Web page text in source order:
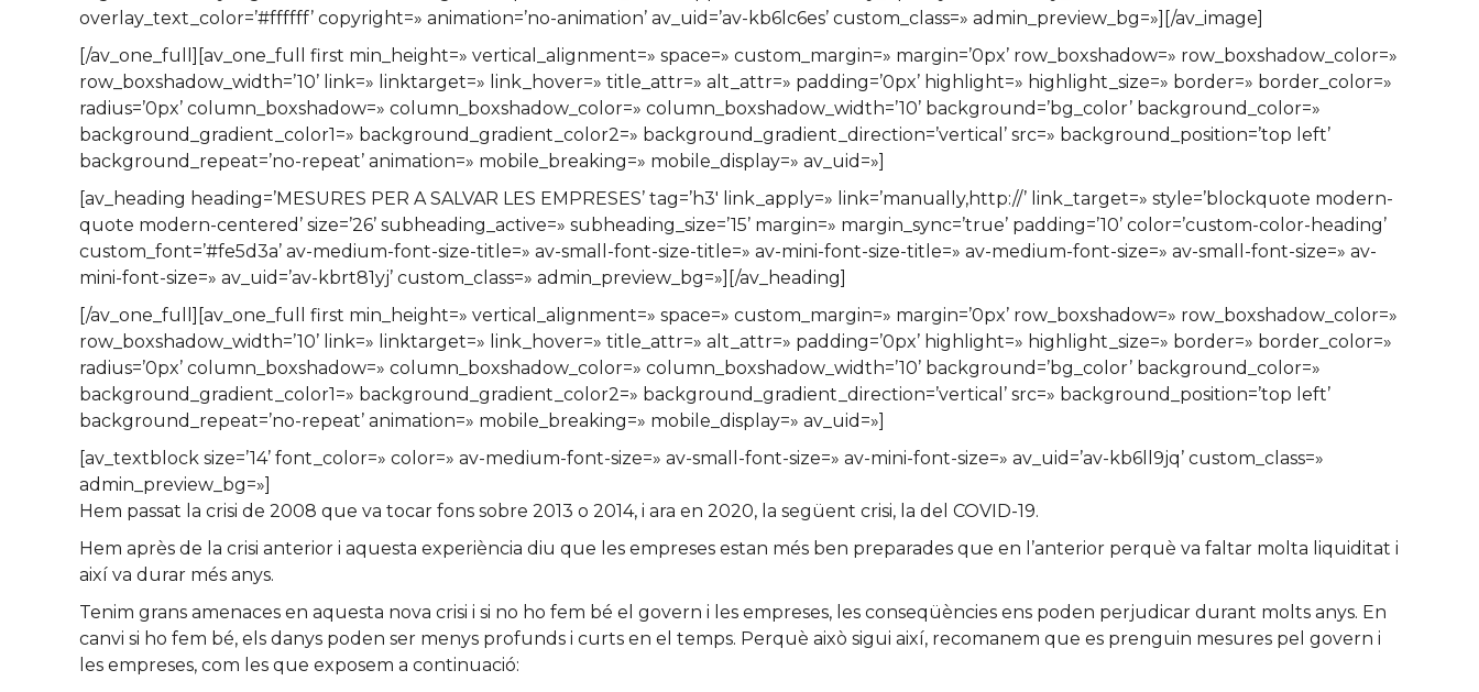
overlay_text_color=’#ffffff’ copyright=» animation=’no-animation’ av_uid=’av-kb6lc6es’ custom_class=» admin_preview_bg=»][/av_image]
[/av_one_full][av_one_full first min_height=» vertical_alignment=» space=» custom_margin=» margin=’0px’ row_boxshadow=» row_boxshadow_color=»
row_boxshadow_width=’10’ link=» linktarget=» link_hover=» title_attr=» alt_attr=» padding=’0px’ highlight=» highlight_size=» border=» border_color=»
radius=’0px’ column_boxshadow=» column_boxshadow_color=» column_boxshadow_width=’10’ background=’bg_color’ background_color=»
background_gradient_color1=» background_gradient_color2=» background_gradient_direction=’vertical’ src=» background_position=’top left’
background_repeat=’no-repeat’ animation=» mobile_breaking=» mobile_display=» av_uid=»]
[av_heading heading=’MESURES PER A SALVAR LES EMPRESES’ tag=’h3′ link_apply=» link=’manually,http://’ link_target=» style=’blockquote modern-
quote modern-centered’ size=’26’ subheading_active=» subheading_size=’15’ margin=» margin_sync=’true’ padding=’10’ color=’custom-color-heading’
custom_font=’#fe5d3a’ av-medium-font-size-title=» av-small-font-size-title=» av-mini-font-size-title=» av-medium-font-size=» av-small-font-size=» av-
mini-font-size=» av_uid=’av-kbrt81yj’ custom_class=» admin_preview_bg=»][/av_heading]
[/av_one_full][av_one_full first min_height=» vertical_alignment=» space=» custom_margin=» margin=’0px’ row_boxshadow=» row_boxshadow_color=»
row_boxshadow_width=’10’ link=» linktarget=» link_hover=» title_attr=» alt_attr=» padding=’0px’ highlight=» highlight_size=» border=» border_color=»
radius=’0px’ column_boxshadow=» column_boxshadow_color=» column_boxshadow_width=’10’ background=’bg_color’ background_color=»
background_gradient_color1=» background_gradient_color2=» background_gradient_direction=’vertical’ src=» background_position=’top left’
background_repeat=’no-repeat’ animation=» mobile_breaking=» mobile_display=» av_uid=»]
[av_textblock size=’14’ font_color=» color=» av-medium-font-size=» av-small-font-size=» av-mini-font-size=» av_uid=’av-kb6ll9jq’ custom_class=»
admin_preview_bg=»]
Hem passat la crisi de 2008 que va tocar fons sobre 2013 o 2014, i ara en 2020, la següent crisi, la del COVID-19.
Hem après de la crisi anterior i aquesta experiència diu que les empreses estan més ben preparades que en l’anterior perquè va faltar molta liquiditat i
així va durar més anys.
Tenim grans amenaces en aquesta nova crisi i si no ho fem bé el govern i les empreses, les conseqüències ens poden perjudicar durant molts anys. En
canvi si ho fem bé, els danys poden ser menys profunds i curts en el temps. Perquè això sigui així, recomanem que es prenguin mesures pel govern i
les empreses, com les que exposem a continuació: